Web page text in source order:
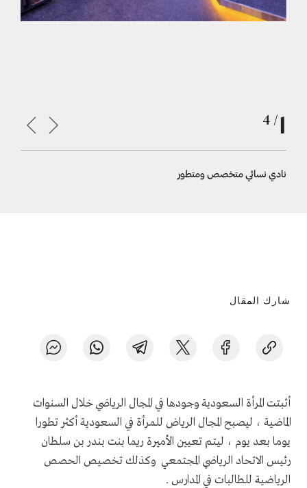
نادي نسائي متخصص ومتطور
شارك المقال
أثبتت المرأة السعودية وجودها في المجال الرياضي خلال السنوات
الماضية ، ليصبح المجال الرياض للمرأة في السعودية أكثر تطورا
يوما بعد يوم ، ليتم تعيين الأميرة ريما بنت بندر بن سلطان
رئيس الاتحاد الرياضي المجتمعي وكذلك تخصيص الحصص
الرياضية للطالبات في المدارس .